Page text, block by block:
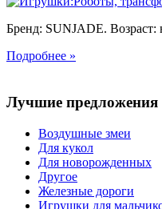
Бренд: SUNJADE. Возраст:
Подробнее »
Лучшие предложения
Воздушные змеи
Для кукол
Для новорожденных
Другое
Железные дороги
Игрушки для